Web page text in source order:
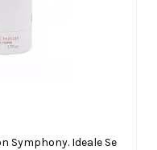
Symphony. Ideale Se